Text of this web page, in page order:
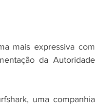
mais expressiva com
da Autoridade
uma companhia